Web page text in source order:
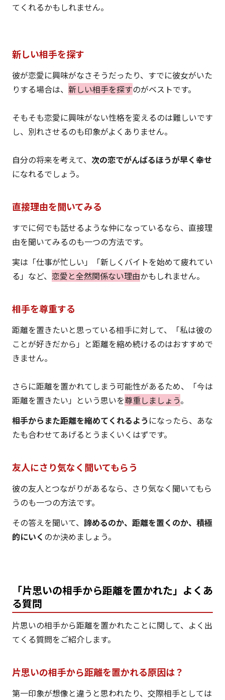
てくれるかもしれません。
新しい相手を探す
彼が恋愛に興味がなさそうだったり、すでに彼女がいた
りする場合は、 新しい相手を探すのがベストです。
そもそも恋愛に興味がない性格を変えるのは難しいです
し、別れさせるのも印象がよくありません。
自分の将来を考えて、 次の恋でがんばるほうが早く幸せ
になれるでしょう。
直接理由を聞いてみる
すでに何でも話せるような仲になっているなら、直接理
由を聞いてみるのも一つの方法です。
実は「仕事が忙しい」「新しくバイトを始めて疲れてい
る」など、 恋愛と全然関係ない理由かもしれません。
相手を尊重する
距離を置きたいと思っている相手に対して、「私は彼の
ことが好きだから」と距離を縮め続けるのはおすすめで
きません。
さらに距離を置かれてしまう可能性があるため、「今は
距離を置きたい」という思いを尊重しましょう。
相手からまた距離を縮めてくれるよう になったら、あな
たも合わせてあげるとうまくいくはずです。
友人にさり気なく聞いてもらう
彼の友人とつながりがあるなら、さり気なく聞いてもら
うのも一つの方法です。
その答えを聞いて、 諦めるのか、距離を置くのか、積極
的にいく のか決めましょう。
「片思いの相手から距離を置かれた」よくあ
る質問
片思いの相手から距離を置かれたことに関して、よく出
てくる質問をご紹介します。
片思いの相手から距離を置かれる原因は？
第一印象が想像と違うと思われたり、交際相手としては